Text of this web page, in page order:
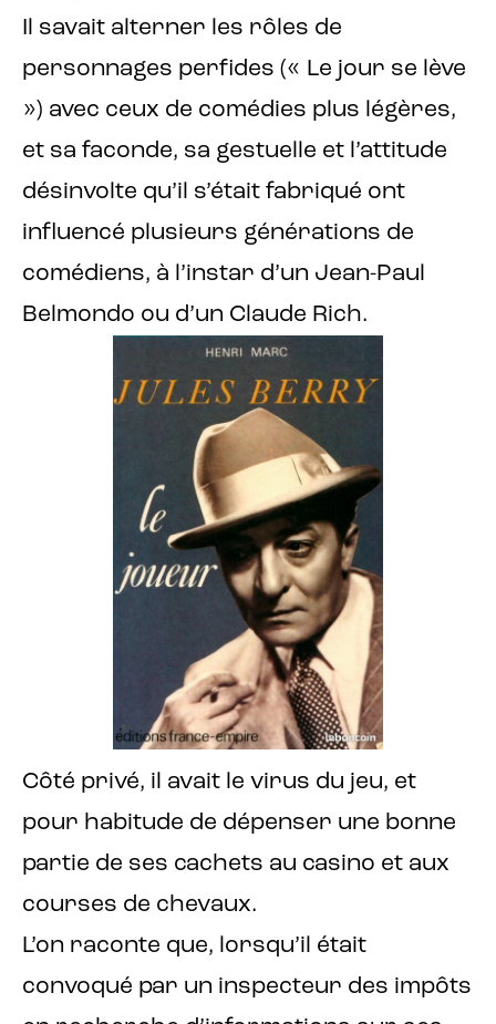
Il savait alterner les rôles de
personnages perfides (« Le jour se lève
») avec ceux de comédies plus légères,
et sa faconde, sa gestuelle et l’attitude
désinvolte qu’il s’était fabriqué ont
influencé plusieurs générations de
comédiens, à l’instar d’un Jean-Paul
Belmondo ou d’un Claude Rich.
Côté privé, il avait le virus du jeu, et
pour habitude de dépenser une bonne
partie de ses cachets au casino et aux
courses de chevaux.
L’on raconte que, lorsqu’il était
convoqué par un inspecteur des impôts